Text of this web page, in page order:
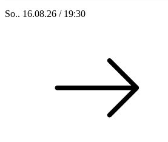
So.. 16.08.26 / 19:30